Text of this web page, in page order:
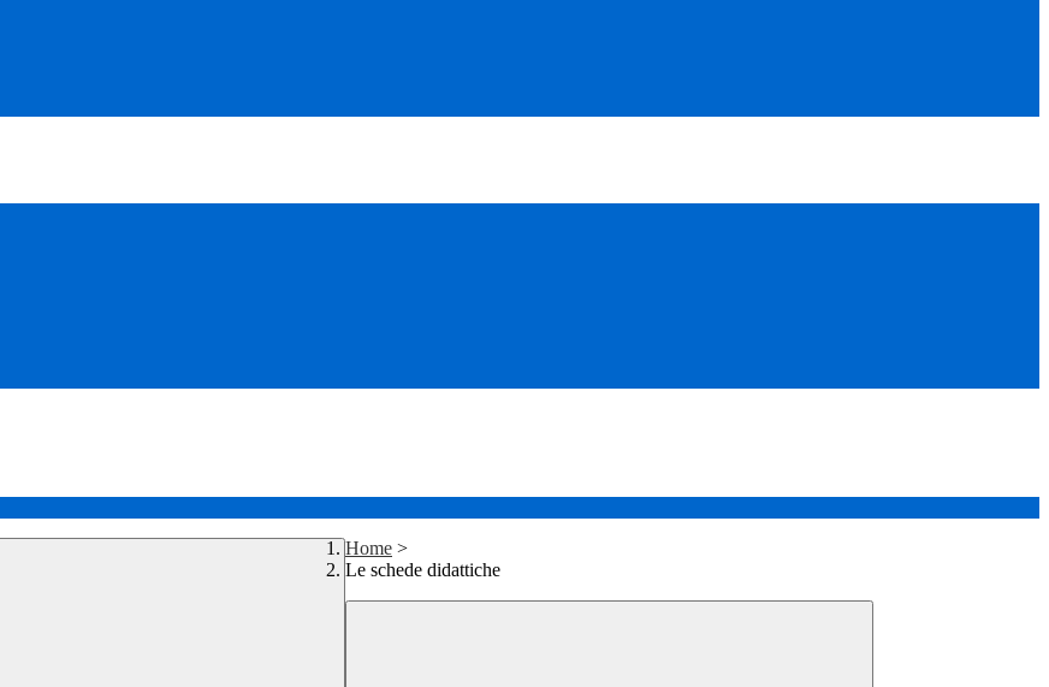
Home >
Le schede didattiche